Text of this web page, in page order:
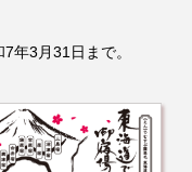
年3月31日まで。